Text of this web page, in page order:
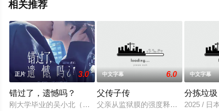
相关推荐
正片 3.0
错过了，遗憾吗？
刚大学毕业的吴小北（庄达菲 饰）被初恋男友李天昊（周澄奧
中文字幕 6.0
父传子传
父亲从监狱膜的强度释放，并在六年
中文字幕
分拣垃
2025 / 日